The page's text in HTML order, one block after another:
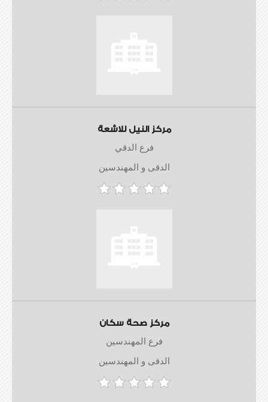
مركز النيل للاشعة
فرع الدقي
الدقى و المهندسين
مركز صحة سكان
فرع المهندسين
الدقى و المهندسين